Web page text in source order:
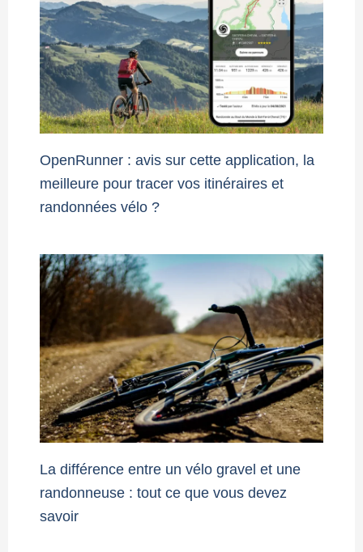
OpenRunner : avis sur cette application, la
meilleure pour tracer vos itinéraires et
randonnées vélo ?
La différence entre un vélo gravel et une
randonneuse : tout ce que vous devez
savoir